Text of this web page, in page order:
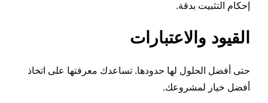
إحكام التثبيت بدقة.
القيود والاعتبارات
حتى أفضل الحلول لها حدودها. تساعدك معرفتها على اتخاذ
أفضل خيار لمشروعك.